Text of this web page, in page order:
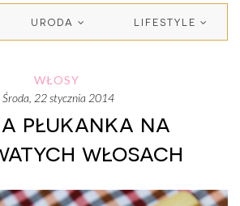
URODA LIFESTYLE
WŁOSY
środa, 22 stycznia 2014
płukanka na
włosach